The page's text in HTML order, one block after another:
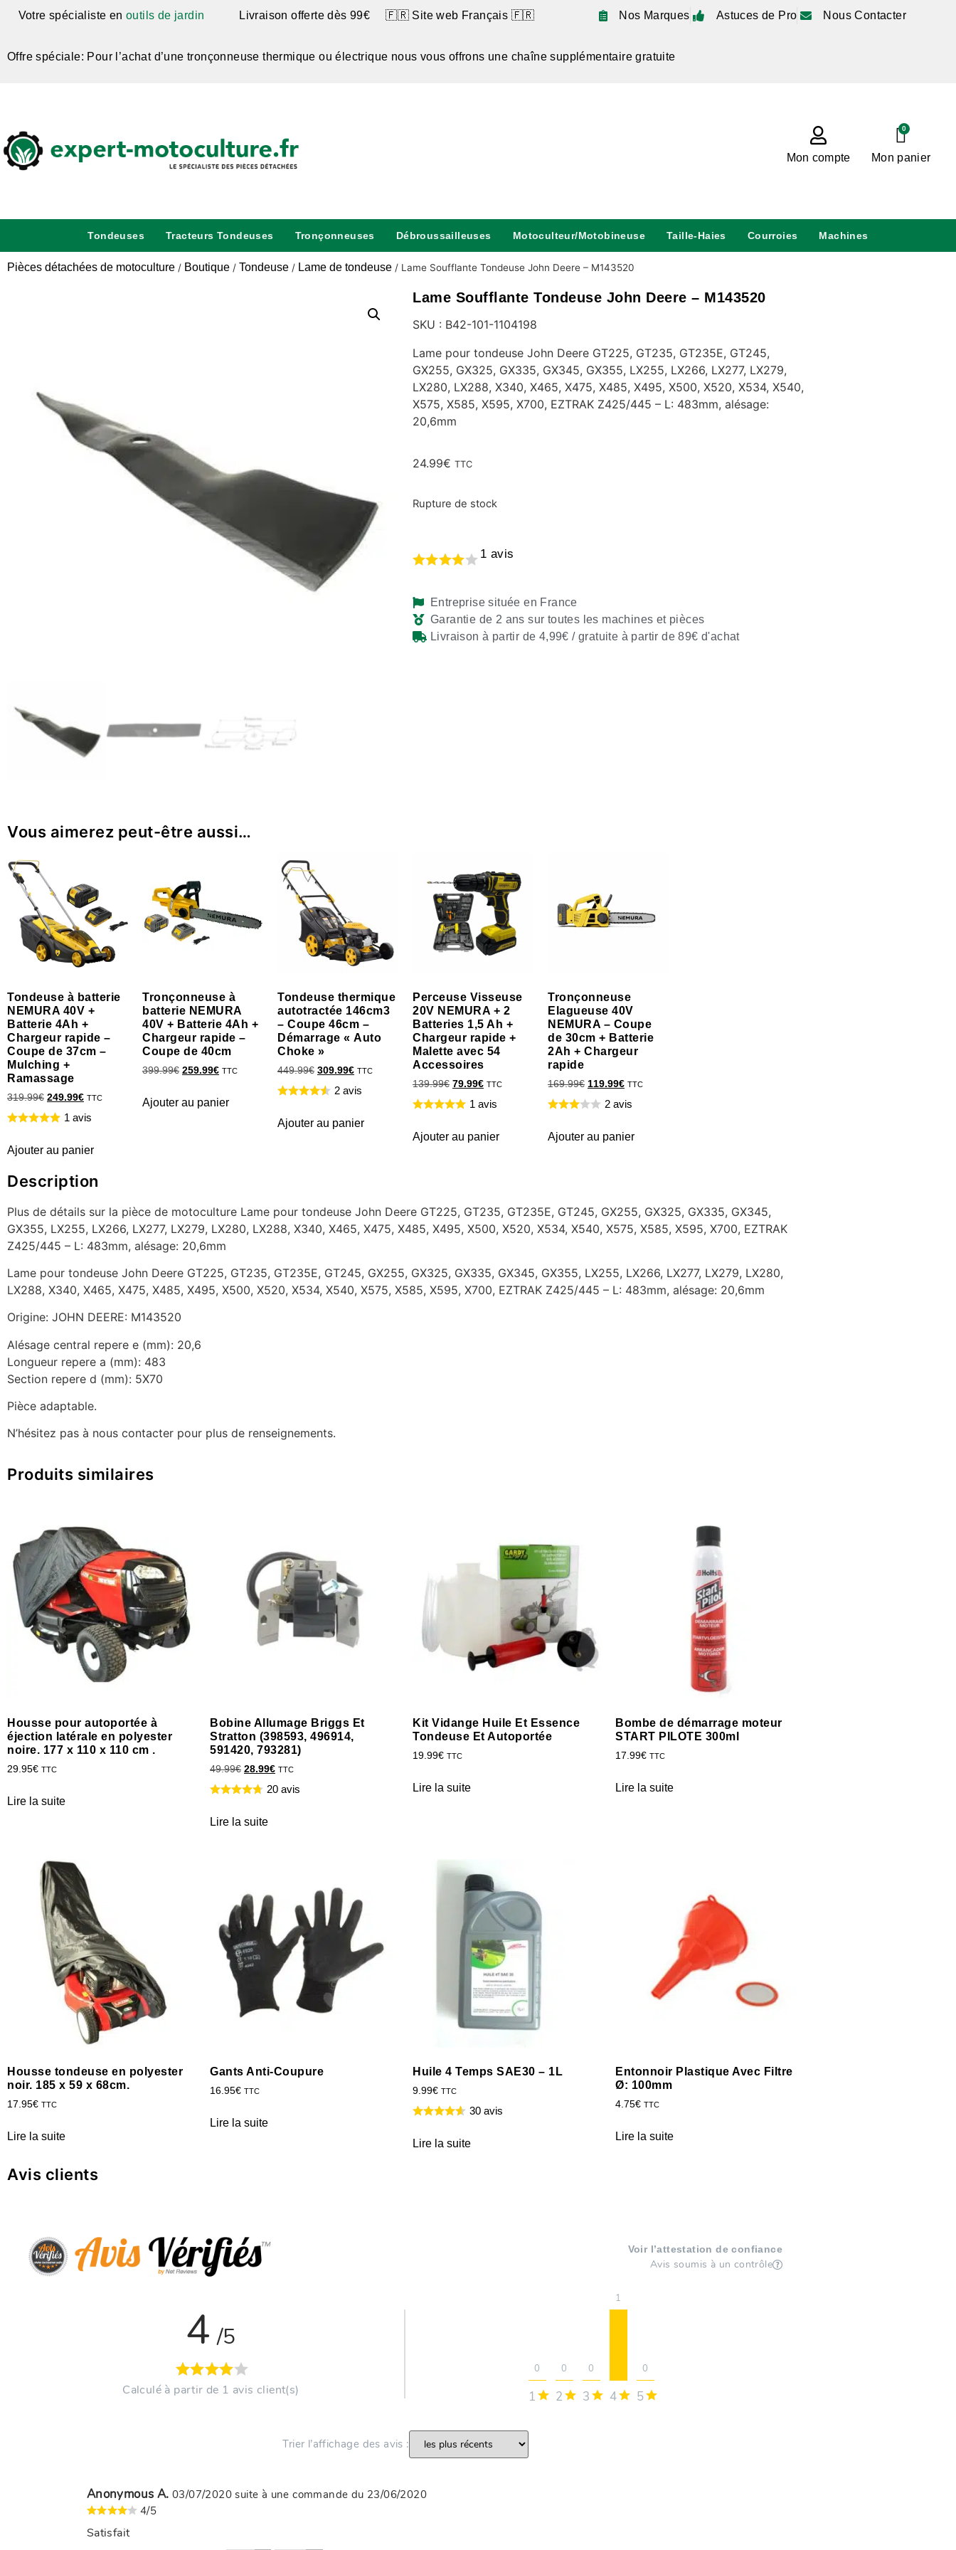
Votre spécialiste en outils de jardin Livraison offerte dès 99€ 🇫🇷 Site web Français 🇫🇷 Nos Marques Astuces de Pro Nous Contacter
Offre spéciale: Pour l’achat d’une tronçonneuse thermique ou électrique nous vous offrons une chaîne supplémentaire gratuite
Mon compte
0
Mon panier
Tondeuses Tracteurs Tondeuses Tronçonneuses Débroussailleuses Motoculteur/Motobineuse Taille-Haies Courroies Machines
Pièces détachées de motoculture / Boutique / Tondeuse / Lame de tondeuse / Lame Soufflante Tondeuse John Deere – M143520
Lame Soufflante Tondeuse John Deere – M143520
SKU : B42-101-1104198
Lame pour tondeuse John Deere GT225, GT235, GT235E, GT245,
GX255, GX325, GX335, GX345, GX355, LX255, LX266, LX277, LX279,
LX280, LX288, X340, X465, X475, X485, X495, X500, X520, X534, X540,
X575, X585, X595, X700, EZTRAK Z425/445 – L: 483mm, alésage:
20,6mm
24.99€ TTC
Rupture de stock
1 avis
Entreprise située en France
Garantie de 2 ans sur toutes les machines et pièces
Livraison à partir de 4,99€ / gratuite à partir de 89€ d'achat
Vous aimerez peut-être aussi…
Tondeuse à batterie
NEMURA 40V +
Batterie 4Ah +
Chargeur rapide –
Coupe de 37cm –
Mulching +
Ramassage
319.99€ 249.99€ TTC
1 avis
Ajouter au panier
Tronçonneuse à
batterie NEMURA
40V + Batterie 4Ah +
Chargeur rapide –
Coupe de 40cm
399.99€ 259.99€ TTC
Ajouter au panier
Tondeuse thermique
autotractée 146cm3
– Coupe 46cm –
Démarrage « Auto
Choke »
449.99€ 309.99€ TTC
2 avis
Ajouter au panier
Perceuse Visseuse
20V NEMURA + 2
Batteries 1,5 Ah +
Chargeur rapide +
Malette avec 54
Accessoires
139.99€ 79.99€ TTC
1 avis
Ajouter au panier
Tronçonneuse
Elagueuse 40V
NEMURA – Coupe
de 30cm + Batterie
2Ah + Chargeur
rapide
169.99€ 119.99€ TTC
2 avis
Ajouter au panier
Description
Plus de détails sur la pièce de motoculture Lame pour tondeuse John Deere GT225, GT235, GT235E, GT245, GX255, GX325, GX335, GX345,
GX355, LX255, LX266, LX277, LX279, LX280, LX288, X340, X465, X475, X485, X495, X500, X520, X534, X540, X575, X585, X595, X700, EZTRAK
Z425/445 – L: 483mm, alésage: 20,6mm
Lame pour tondeuse John Deere GT225, GT235, GT235E, GT245, GX255, GX325, GX335, GX345, GX355, LX255, LX266, LX277, LX279, LX280,
LX288, X340, X465, X475, X485, X495, X500, X520, X534, X540, X575, X585, X595, X700, EZTRAK Z425/445 – L: 483mm, alésage: 20,6mm
Origine: JOHN DEERE: M143520
Alésage central repere e (mm): 20,6
Longueur repere a (mm): 483
Section repere d (mm): 5X70
Pièce adaptable.
N’hésitez pas à nous contacter pour plus de renseignements.
Produits similaires
Housse pour autoportée à
éjection latérale en polyester
noire. 177 x 110 x 110 cm .
29.95€ TTC
Lire la suite
Bobine Allumage Briggs Et
Stratton (398593, 496914,
591420, 793281)
49.99€ 28.99€ TTC
20 avis
Lire la suite
Kit Vidange Huile Et Essence
Tondeuse Et Autoportée
19.99€ TTC
Lire la suite
Bombe de démarrage moteur
START PILOTE 300ml
17.99€ TTC
Lire la suite
Housse tondeuse en polyester
noir. 185 x 59 x 68cm.
17.95€ TTC
Lire la suite
Gants Anti-Coupure
16.95€ TTC
Lire la suite
Huile 4 Temps SAE30 – 1L
9.99€ TTC
30 avis
Lire la suite
Entonnoir Plastique Avec Filtre
Ø: 100mm
4.75€ TTC
Lire la suite
Avis clients
Voir l’attestation de confiance
Avis soumis à un contrôle
4 /5
Calculé à partir de 1 avis client(s) 1
0
2
0
3
0
4
1
5
0
Trier l’affichage des avis :
Anonymous A. 03/07/2020 suite à une commande du 23/06/2020
4/5
Satisfait